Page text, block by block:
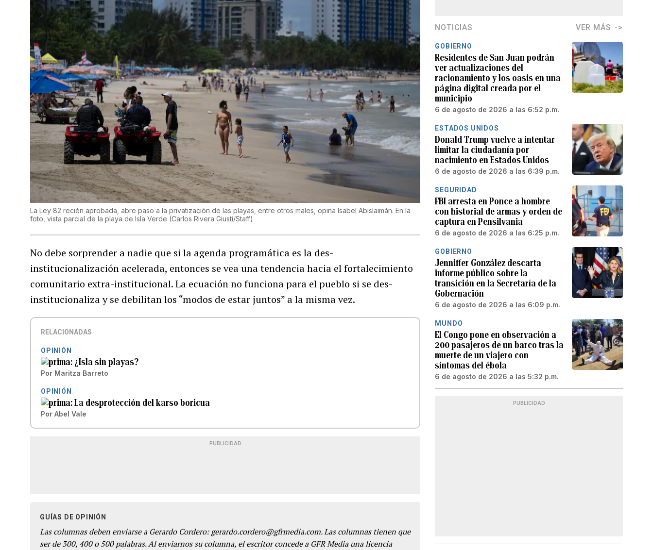
La Ley 82 recién aprobada, abre paso a la privatización de las playas, entre otros males, opina Isabel Abislaimán. En la
foto, vista parcial de la playa de Isla Verde (Carlos Rivera Giusti/Staff)
No debe sorprender a nadie que si la agenda programática es la des-
institucionalización acelerada, entonces se vea una tendencia hacia el fortalecimiento
comunitario extra-institucional. La ecuación no funciona para el pueblo si se des-
institucionaliza y se debilitan los “modos de estar juntos” a la misma vez.
RELACIONADAS
OPINIÓN
¿Isla sin playas?
Por Maritza Barreto
OPINIÓN
La desprotección del karso boricua
Por Abel Vale
PUBLICIDAD
GUÍAS DE OPINIÓN
Las columnas deben enviarse a Gerardo Cordero: gerardo.cordero@gfrmedia.com. Las columnas tienen que
ser de 300, 400 o 500 palabras. Al enviarnos su columna, el escritor concede a GFR Media una licencia
NOTICIAS VER MÁS
GOBIERNO
Residentes de San Juan podrán
ver actualizaciones del
racionamiento y los oasis en una
página digital creada por el
municipio
6 de agosto de 2026 a las 6:52 p.m.
ESTADOS UNIDOS
Donald Trump vuelve a intentar
limitar la ciudadanía por
nacimiento en Estados Unidos
6 de agosto de 2026 a las 6:39 p.m.
SEGURIDAD
FBI arresta en Ponce a hombre
con historial de armas y orden de
captura en Pensilvania
6 de agosto de 2026 a las 6:25 p.m.
GOBIERNO
Jenniffer González descarta
informe público sobre la
transición en la Secretaría de la
Gobernación
6 de agosto de 2026 a las 6:09 p.m.
MUNDO
El Congo pone en observación a
200 pasajeros de un barco tras la
muerte de un viajero con
síntomas del ébola
6 de agosto de 2026 a las 5:32 p.m.
PUBLICIDAD